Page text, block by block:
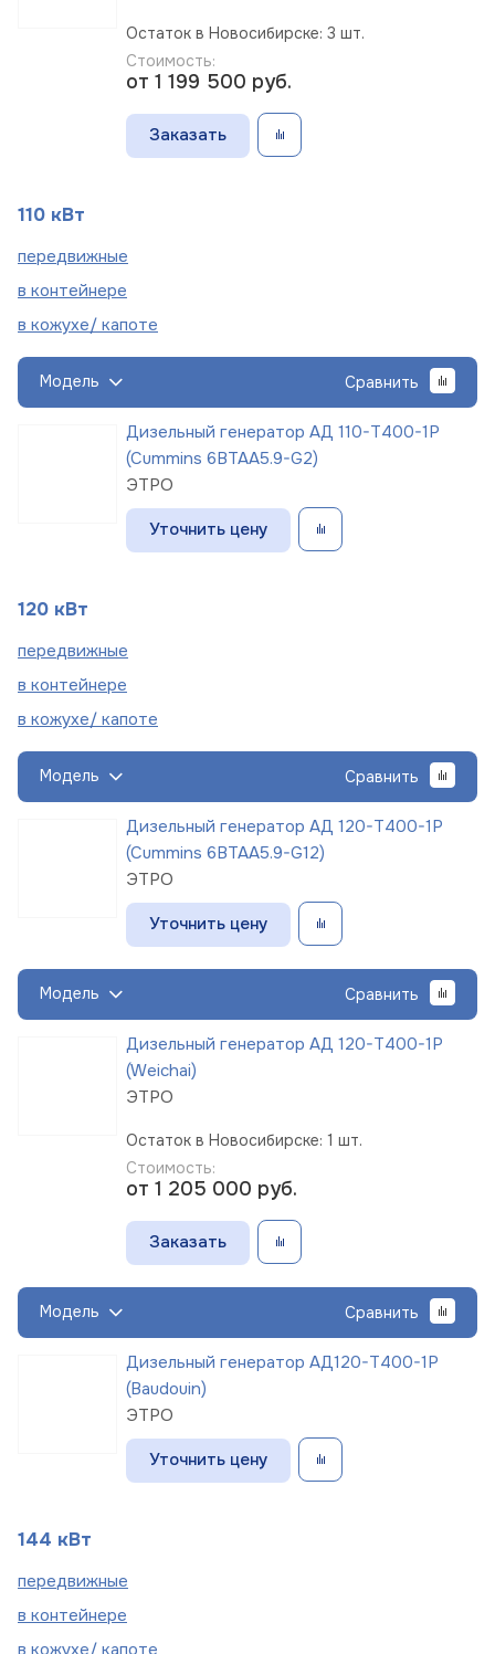
Остаток в Новосибирске: 3 шт.
Стоимость:
от 1 199 500 руб.
Заказать
110 кВт
передвижные
в контейнере
в кожухе/ капоте
Модель Сравнить
Дизельный генератор АД 110-Т400-1Р
(Cummins 6BTAA5.9-G2)
ЭТРО
Уточнить цену
120 кВт
передвижные
в контейнере
в кожухе/ капоте
Модель Сравнить
Дизельный генератор АД 120-Т400-1Р
(Cummins 6BTAA5.9-G12)
ЭТРО
Уточнить цену
Модель Сравнить
Дизельный генератор АД 120-Т400-1Р
(Weichai)
ЭТРО
Остаток в Новосибирске: 1 шт.
Стоимость:
от 1 205 000 руб.
Заказать
Модель Сравнить
Дизельный генератор АД120-Т400-1Р
(Baudouin)
ЭТРО
Уточнить цену
144 кВт
передвижные
в контейнере
в кожухе/ капоте